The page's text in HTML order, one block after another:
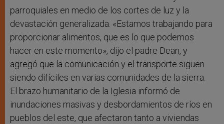
parroquiales en medio de los cortes de luz y la
devastación generalizada. «Estamos trabajando para
proporcionar alimentos, que es lo que podemos
hacer en este momento», dijo el padre Dean, y
agregó que la comunicación y el transporte siguen
siendo difíciles en varias comunidades de la sierra.
El brazo humanitario de la Iglesia informó de
inundaciones masivas y desbordamientos de ríos en
pueblos del este, que afectaron tanto a viviendas